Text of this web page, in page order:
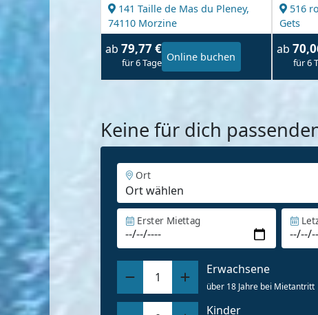
141 Taille de Mas du Pleney,
74110 Morzine
ab 79,77 €
für 6 Tage Online buchen
516
Gets
ab
für 6
Keine für dich
Ort
Erster Miettag
1
Erwachsene
über 18 Jahre bei Mietantritt
Kinder